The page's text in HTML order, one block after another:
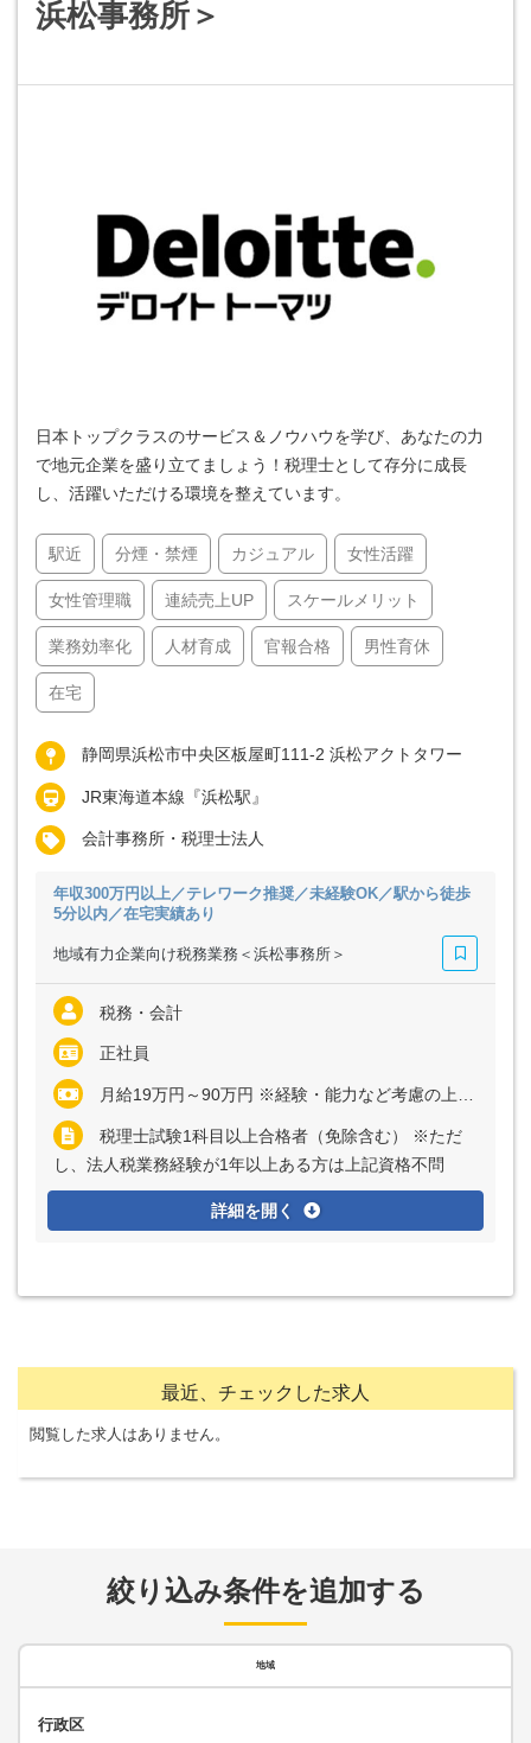
浜松事務所＞
日本トップクラスのサービス＆ノウハウを学び、あなたの力
で地元企業を盛り立てましょう！税理士として存分に成長
し、活躍いただける環境を整えています。
駅近 分煙・禁煙 カジュアル 女性活躍
女性管理職 連続売上UP スケールメリット
業務効率化 人材育成 官報合格 男性育休
在宅
静岡県浜松市中央区板屋町111-2 浜松アクトタワー
JR東海道本線『浜松駅』
会計事務所・税理士法人
年収300万円以上／テレワーク推奨／未経験OK／駅から徒歩
5分以内／在宅実績あり
地域有力企業向け税務業務＜浜松事務所＞
税務・会計
正社員
月給19万円～90万円 ※経験・能力など考慮の上、決定いたします ※アソシエイト／シニアアソシエイトは残業代全額支給 ※マネジャーまたはシニアマネジャーの場合、管理監督者採用のため残業代支給なし
税理士試験1科目以上合格者（免除含む） ※ただ
し、法人税業務経験が1年以上ある方は上記資格不問
詳細を開く
最近、チェックした求人
閲覧した求人はありません。
絞り込み条件を追加する
地域
行政区